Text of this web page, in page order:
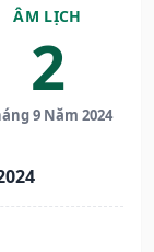
ÂM LỊCH
2
9 Năm 2024